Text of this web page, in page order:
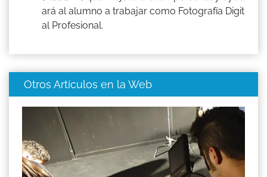
ará al alumno a trabajar como Fotografía Digit
al Profesional.
Otros Artículos en la Web